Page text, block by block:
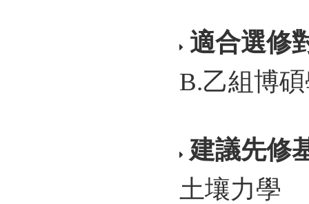
適合選修
B.乙組博
建議先修
土壤力學